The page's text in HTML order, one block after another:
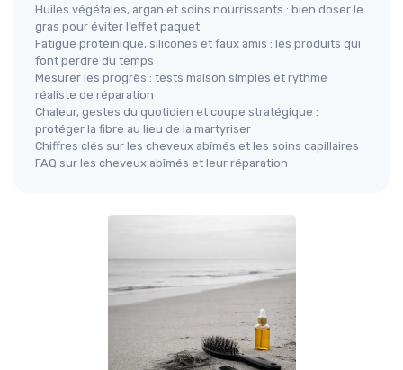
Huiles végétales, argan et soins nourrissants : bien doser le
gras pour éviter l’effet paquet
Fatigue protéinique, silicones et faux amis : les produits qui
font perdre du temps
Mesurer les progrès : tests maison simples et rythme
réaliste de réparation
Chaleur, gestes du quotidien et coupe stratégique :
protéger la fibre au lieu de la martyriser
Chiffres clés sur les cheveux abîmés et les soins capillaires
FAQ sur les cheveux abîmés et leur réparation